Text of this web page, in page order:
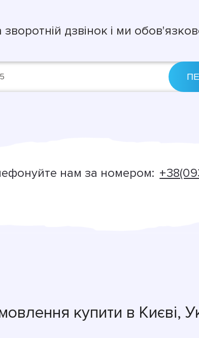
зворотній дзвінок і ми
нам за номером:
купити в Києві,